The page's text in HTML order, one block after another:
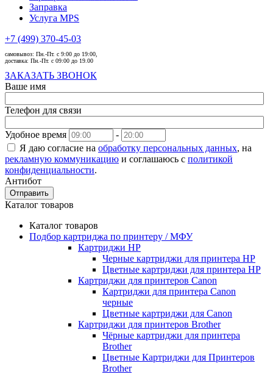
Заправка
Услуга MPS
+7 (499) 370-45-03
самовывоз: Пн.-Пт. с 9:00 до 19:00,
доставка: Пн.-Пт. с 09:00 до 19.00
ЗАКАЗАТЬ ЗВОНОК
Ваше имя
Телефон для связи
Удобное время
-
Я даю согласие на обработку персональных данных, на
рекламную коммуникацию и соглашаюсь с политикой
конфиденциальности.
Антибот
Отправить
Каталог товаров
Каталог товаров
Подбор картриджа по принтеру / МФУ
Картриджи HP
Черные картриджи для принтера HP
Цветные картриджи для принтера HP
Картриджи для принтеров Сanon
Картриджи для принтера Сanon
черные
Цветные картриджи для Сanon
Картриджи для принтеров Brother
Чёрные картриджи для принтера
Brother
Цветные Картриджи для Принтеров
Brother